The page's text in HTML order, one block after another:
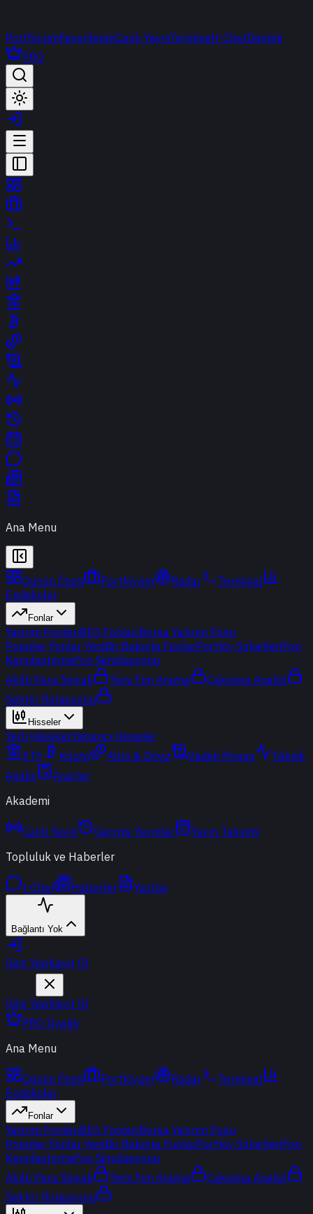
PortföyümFavorilerimCanlı YayınTerminalt-ChatDestek
PRO
Ana Menu
Günün Özeti Portföyüm Radar
Terminal
Endeksler
Fonlar
Yatırım FonlarıBES FonlarıBorsa Yatırım Fonu
Popüler Fonlar YeniBir Bakışta FonlarPortföy ŞirketleriFon
KarşılaştırmaFon Simülasyonu
Akıllı Para Sinyali
Ters Fon Arama
Çakışma Analizi
Sektör Rotasyonu
Hisseler
Yerli HisselerYabancı Hisseler
ETF
Kripto Altın & Döviz Vadeli Piyasa
Teknik
Analiz
Araçlar
Akademi
Canlı Yayın Geçmiş Yayınlar
Yayın Takvimi
Topluluk ve Haberler
t-Chat Haberler Yazılar
Bağlantı Yok
Giriş YapKayıt Ol
Giriş YapKayıt Ol
PRO Üyelik
Ana Menu
Günün Özeti Portföyüm Radar
Terminal
Endeksler
Fonlar
Yatırım FonlarıBES FonlarıBorsa Yatırım Fonu
Popüler Fonlar YeniBir Bakışta FonlarPortföy ŞirketleriFon
KarşılaştırmaFon Simülasyonu
Akıllı Para Sinyali
Ters Fon Arama
Çakışma Analizi
Sektör Rotasyonu